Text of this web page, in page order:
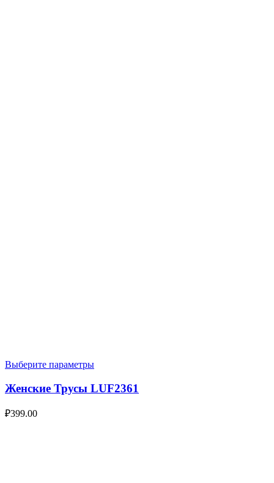
Выберите параметры
Женские Трусы LUF2361
₽399.00